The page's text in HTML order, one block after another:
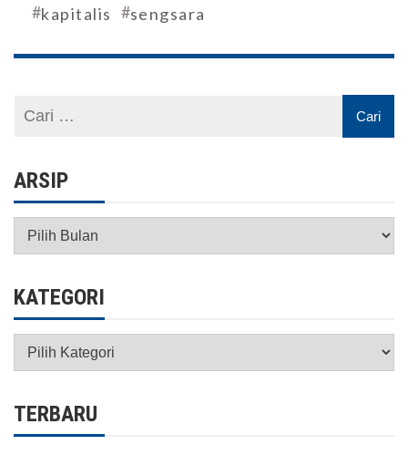
#kapitalis #sengsara
ARSIP
Arsip
KATEGORI
Kategori
TERBARU